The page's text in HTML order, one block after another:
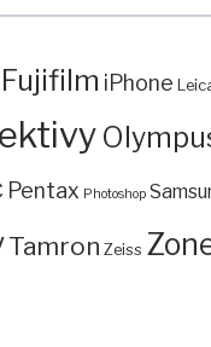
Fujifilm iPhone
Pentax Photoshop
Tamron Zeiss